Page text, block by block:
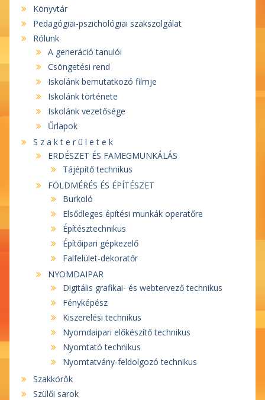
Könyvtár
Pedagógiai-pszichológiai szakszolgálat
Rólunk
A generáció tanulói
Csöngetési rend
Iskolánk bemutatkozó filmje
Iskolánk története
Iskolánk vezetősége
Űrlapok
S z a k t e r ü l e t e k
ERDÉSZET ÉS FAMEGMUNKÁLÁS
Tájépítő technikus
FÖLDMÉRÉS ÉS ÉPÍTÉSZET
Burkoló
Elsődleges építési munkák operatőre
Építésztechnikus
Építőipari gépkezelő
Falfelület-dekoratőr
NYOMDAIPAR
Digitális grafikai- és webtervező technikus
Fényképész
Kiszerelési technikus
Nyomdaipari előkészítő technikus
Nyomtató technikus
Nyomtatvány-feldolgozó technikus
Szakkörök
Szülői sarok